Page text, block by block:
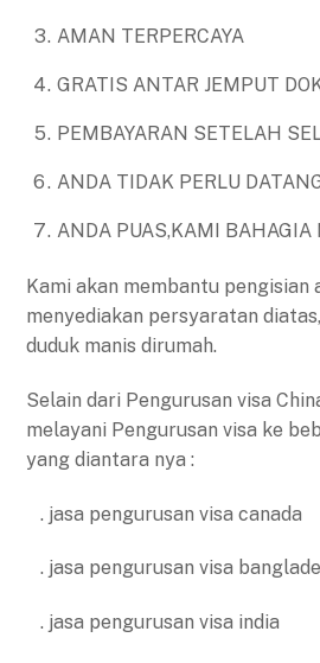
AMAN TERPERCAYA
GRATIS ANTAR JEMPUT
PEMBAYARAN SETELAH
ANDA TIDAK PERLU
ANDA PUAS,KAMI
Kami akan membantu pengisian
menyediakan persyaratan
duduk manis dirumah.
Selain dari Pengurusan visa
melayani Pengurusan visa ke
yang diantara nya :
. jasa pengurusan visa canada
. jasa pengurusan visa
. jasa pengurusan visa india